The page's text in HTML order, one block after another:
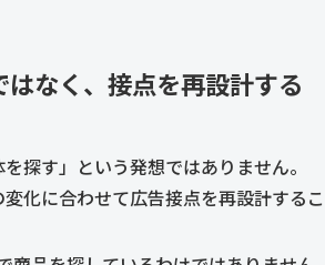
なく、接点を再設計する
探す」という発想ではありません。
化に合わせて広告接点を再設計するこ